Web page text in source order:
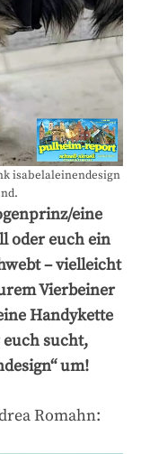
isabelaleinendesign
eine
oder euch ein
– vielleicht
Vierbeiner
Handykette
sucht,
um!
Romahn: